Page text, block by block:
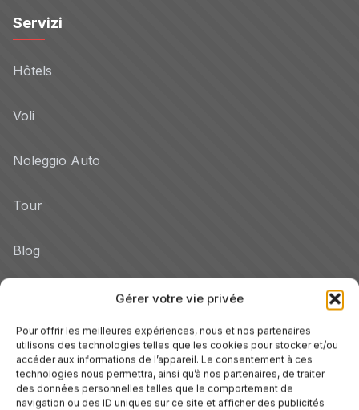
Gérer votre vie privée
Pour offrir les meilleures expériences, nous et nos partenaires
utilisons des technologies telles que les cookies pour stocker et/ou
accéder aux informations de l’appareil. Le consentement à ces
technologies nous permettra, ainsi qu’à nos partenaires, de traiter
des données personnelles telles que le comportement de
navigation ou des ID uniques sur ce site et afficher des publicités
Servizi
Hôtels
Voli
Noleggio Auto
Tour
Blog
Hotel per Regione
Veneto
Toscane